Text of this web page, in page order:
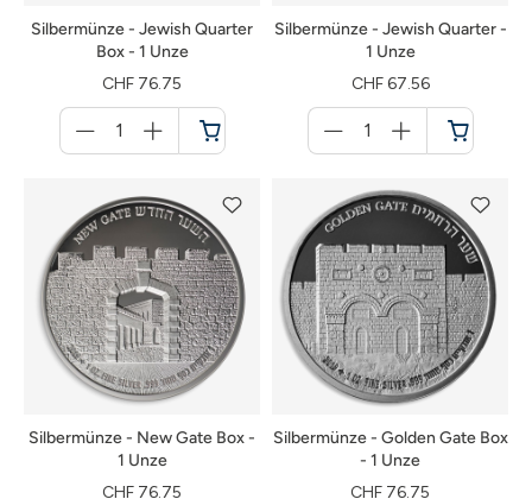
Silbermünze - Jewish Quarter
Box - 1 Unze
CHF 76.75
für
Warenkorb
Silbermünze - Jewish Quarter -
1 Unze
CHF 67.56
für
Warenkorb
Silbermünze - New Gate Box -
1 Unze
CHF 76.75
Silbermünze - Golden Gate Box
- 1 Unze
CHF 76.75